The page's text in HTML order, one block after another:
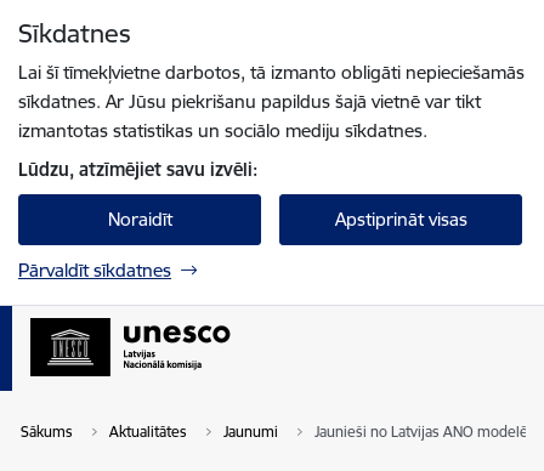
Sīkdatnes
Lai šī tīmekļvietne darbotos, tā izmanto obligāti nepieciešamās
sīkdatnes. Ar Jūsu piekrišanu papildus šajā vietnē var tikt
izmantotas statistikas un sociālo mediju sīkdatnes.
Lūdzu, atzīmējiet savu izvēli:
Noraidīt Apstiprināt visas
Pārvaldīt sīkdatnes
Sākums Aktualitātes Jaunumi Jaunieši no Latvijas ANO